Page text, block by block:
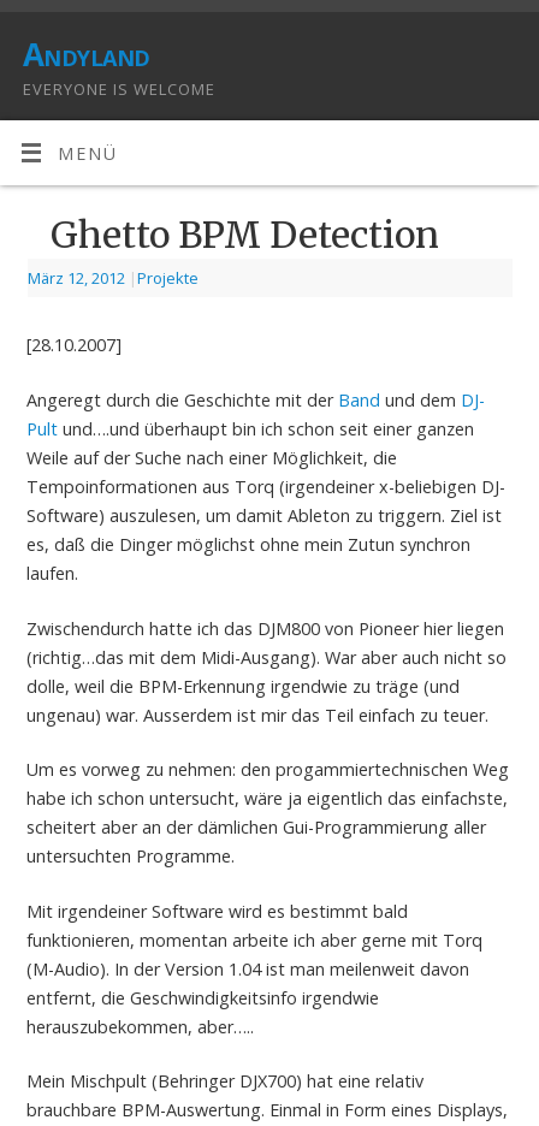
Andyland
EVERYONE IS WELCOME
MENÜ
Ghetto BPM Detection
März 12, 2012 |Projekte
[28.10.2007]
Angeregt durch die Geschichte mit der Band und dem DJ-
Pultund….und überhaupt bin ich schon seit einer ganzen
Weile auf der Suche nach einer Möglichkeit, die
Tempoinformationen aus Torq (irgendeiner x-beliebigen DJ-
Software) auszulesen, um damit Ableton zu triggern. Ziel ist
es, daß die Dinger möglichst ohne mein Zutun synchron
laufen.
Zwischendurch hatte ich das DJM800 von Pioneer hier liegen
(richtig…das mit dem Midi-Ausgang). War aber auch nicht so
dolle, weil die BPM-Erkennung irgendwie zu träge (und
ungenau) war. Ausserdem ist mir das Teil einfach zu teuer.
Um es vorweg zu nehmen: den progammiertechnischen Weg
habe ich schon untersucht, wäre ja eigentlich das einfachste,
scheitert aber an der dämlichen Gui-Programmierung aller
untersuchten Programme.
Mit irgendeiner Software wird es bestimmt bald
funktionieren, momentan arbeite ich aber gerne mit Torq
(M-Audio). In der Version 1.04 ist man meilenweit davon
entfernt, die Geschwindigkeitsinfo irgendwie
herauszubekommen, aber…..
Mein Mischpult (Behringer DJX700) hat eine relativ
brauchbare BPM-Auswertung. Einmal in Form eines Displays,